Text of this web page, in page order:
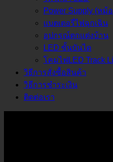
Power Supply (หม้
แบตเตอรี่ไฟฉุกเฉิน
อุปกรณ์ตกแต่งบ้าน
LED ขั้นบันได
โคมไฟLED Track
วิธีการสั่งซื้อสินค้า
วิธีการชำระเงิน
ติดต่อเรา